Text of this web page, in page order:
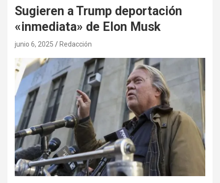
Sugieren a Trump deportación
«inmediata» de Elon Musk
junio 6, 2025 Redacción